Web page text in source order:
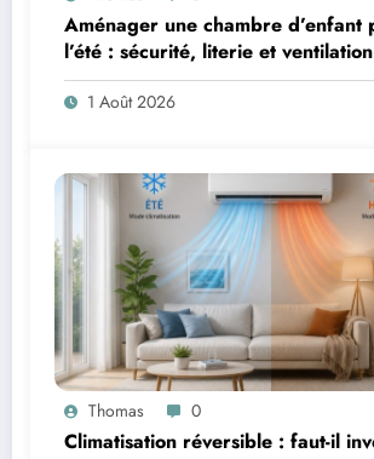
Aménager une chambre d’enfant
l’été : sécurité, literie et ventilation
1 Août 2026
Thomas 0
Climatisation réversible : faut-il